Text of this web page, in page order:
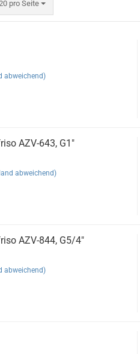
pro Seite
Seite
abweichend)
AZV-643, G1"
abweichend)
AZV-844, G5/4"
abweichend)